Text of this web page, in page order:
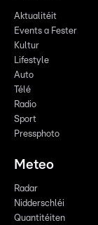
Aktualitéit
Events a Fester
Kultur
Lifestyle
Auto
Télé
Radio
Sport
Pressphoto
Meteo
Radar
Nidderschléi
Quantitéiten